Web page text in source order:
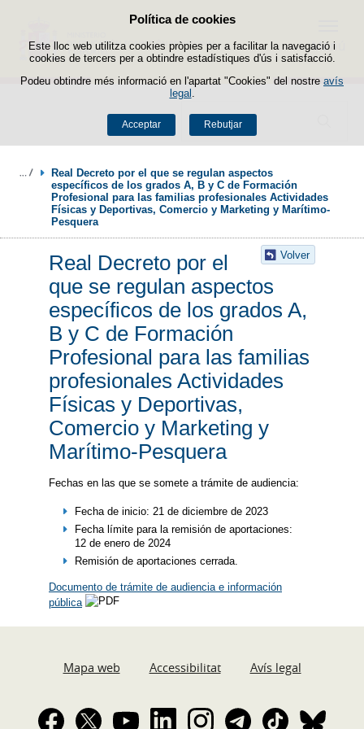
Política de cookies
Este lloc web utilitza cookies pròpies per a facilitar la navegació i
cookies de tercers per a obtindre estadístiques d'ús i satisfacció.
Podeu obtindre més informació en l'apartat "Cookies" del nostre avís
legal
Acceptar Rebutjar
Passar al contingut
Buscador
Menú
Real Decreto por el que se regulan aspectos
específicos de los grados A, B y C de Formación
Profesional para las familias profesionales Actividades
Físicas y Deportivas, Comercio y Marketing y Marítimo-
Pesquera
Volver
Real Decreto por el
que se regulan aspectos
específicos de los grados A,
B y C de Formación
Profesional para las familias
profesionales Actividades
Físicas y Deportivas,
Comercio y Marketing y
Marítimo-Pesquera
Fechas en las que se somete a trámite de audiencia:
Fecha de inicio: 21 de diciembre de 2023
Fecha límite para la remisión de aportaciones:
12 de enero de 2024
Remisión de aportaciones cerrada.
Documento de trámite de audiencia e información
pública
Mapa web Accessibilitat Avís legal